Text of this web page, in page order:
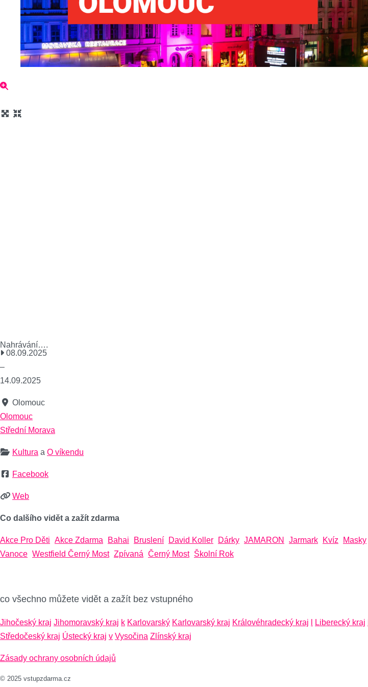
Nahrávání….
08.09.2025
–
14.09.2025
Olomouc
Olomouc
Střední Morava
Kultura a O víkendu
Facebook
Web
Co dalšího vidět a zažít zdarma
Akce Pro Děti Akce Zdarma Bahai Bruslení David Koller Dárky JAMARON Jarmark Kvíz Masky
Vanoce Westfield Černý Most Zpívaná Černý Most Školní Rok
co všechno můžete vidět a zažít bez vstupného
Jihočeský kraj Jihomoravský kraj k Karlovarský Karlovarský kraj Královéhradecký kraj Liberecký kraj
Středočeský kraj Ústecký kraj v Vysočina Zlínský kraj
Zásady ochrany osobních údajů
© 2025 vstupzdarma.cz